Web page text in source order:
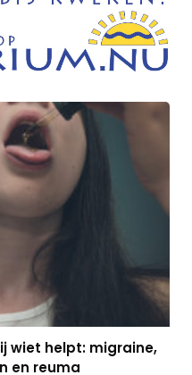
wiet helpt: migraine,
en reuma